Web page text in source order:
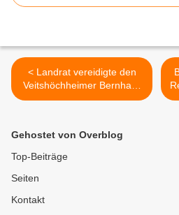
< Landrat vereidigte den
Veitshöchheimer Bernhard
Schlereth (SPD) als neuen
von Dr. Eva-Maria Distler
Gehostet von Overblog
Top-Beiträge
Seiten
Kontakt